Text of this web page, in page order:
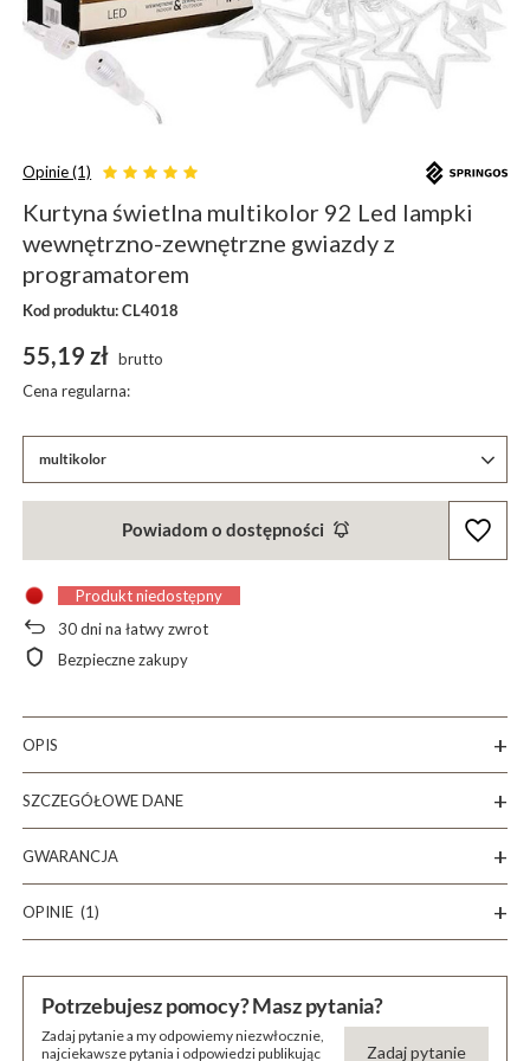
Opinie (1)
Kurtyna świetlna multikolor 92 Led lampki
wewnętrzno-zewnętrzne gwiazdy z
programatorem
Kod produktu: CL4018
multikolor
55,19 zł brutto
Cena regularna:
Powiadom o dostępności
Produkt niedostępny
30dni na łatwy zwrot
Bezpieczne zakupy
OPIS
SZCZEGÓŁOWE DANE
GWARANCJA
OPINIE (1)
Potrzebujesz pomocy? Masz pytania?
Zadaj pytanie a my odpowiemy niezwłocznie,
najciekawsze pytania i odpowiedzi publikując
Zadaj pytanie